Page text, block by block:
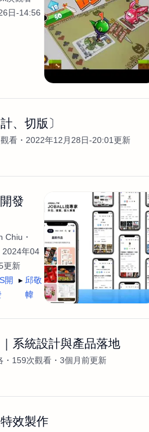
日-14:56
、切版〕
看 2022年12月28日-20:01更新
發
Chiu
2024年04
更新
開
邱敬
幃
系統設計與產品落地
159次觀看 3個月前更新
效製作